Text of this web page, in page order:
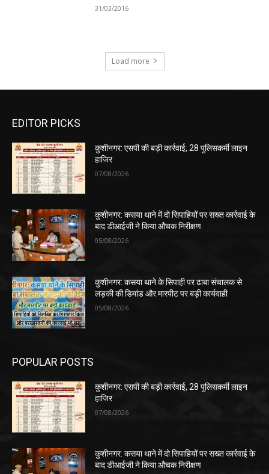
31/03/2016
Load more
EDITOR PICKS
कुशीनगर: एसपी की बड़ी कार्रवाई, 28 पुलिसकर्मी लाइन
हाजिर
07/08/2026
कुशीनगर: कसया थाने में दो सिपाहियों पर सख्त कार्रवाई के
बाद डीआईजी ने किया औचक निरीक्षण
05/08/2026
कुशीनगर: कसया थाने के सिपाही पर ढाबा संचालक से
लड़की की डिमांड और मारपीट पर बड़ी कार्यवाही
05/08/2026
POPULAR POSTS
कुशीनगर: एसपी की बड़ी कार्रवाई, 28 पुलिसकर्मी लाइन
हाजिर
07/08/2026
कुशीनगर: कसया थाने में दो सिपाहियों पर सख्त कार्रवाई के
बाद डीआईजी ने किया औचक निरीक्षण